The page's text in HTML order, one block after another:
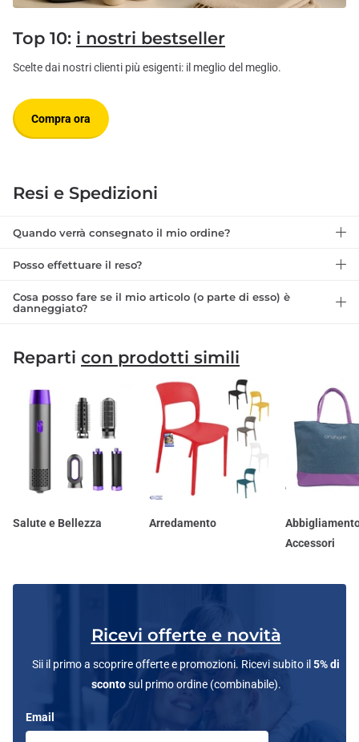
Top 10: i nostri bestseller
Scelte dai nostri clienti più esigenti: il meglio del meglio.
Compra ora
Resi e Spedizioni
Quando verrà consegnato il mio ordine?
Posso effettuare il reso?
Cosa posso fare se il mio articolo (o parte di esso) è
danneggiato?
Reparti con prodotti simili
Salute e Bellezza Arredamento
Accessori
Ricevi offerte e novità
Sii il primo a scoprire offerte e promozioni. Ricevi subito il 5% di
scontosul primo ordine (combinabile).
Email